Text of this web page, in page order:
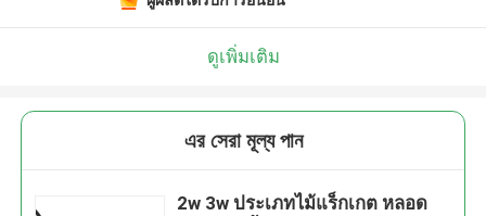
ดูเพิ่มเติม
এর সেরা মূল্য পান
2w 3w ประเภทไม้แร็กเกต หลอด